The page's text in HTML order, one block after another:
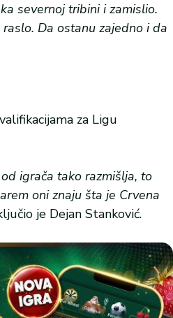
severnoj tribini i zamislio.
Da ostanu zajedno i da
za Ligu
igrača tako razmišlja, to
oni znaju šta je Crvena
je Dejan Stanković.